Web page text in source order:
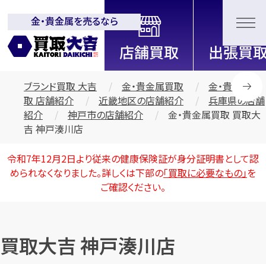
全国2000店舗以上展開中！
信頼と実績の買取専門店「買取大
吉」
金・貴金属を売るなら
ブランド買取 大吉 金・貴金属買取
金・貴金属買
取 店舗紹介
近畿地区の店舗紹介
兵庫県の店舗
紹介
神戸市の店舗紹介
金・貴金属買取 買取大
吉 神戸湊川店
令和7年12月2日より従来の健康保険証が身分証明書として認
められなくなりました。詳しくは下部の「買取に必要なもの」を
ご確認ください。
買取大吉 神戸湊川店